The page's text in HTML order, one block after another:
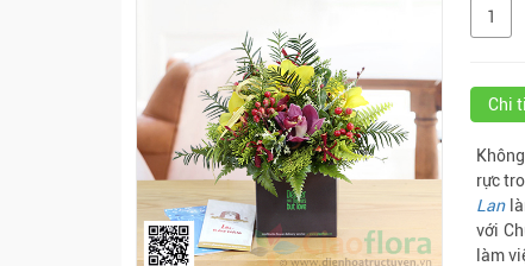
Chi
rực
Lan
với
làm